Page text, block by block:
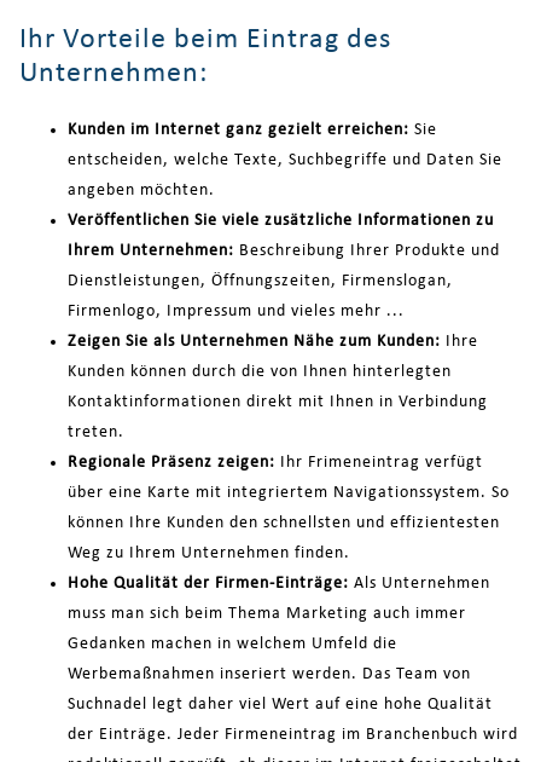
Ihr Vorteile beim Eintrag des
Unternehmen:
Kunden im Internet ganz gezielt erreichen: Sie
entscheiden, welche Texte, Suchbegriffe und Daten Sie
angeben möchten.
Veröffentlichen Sie viele zusätzliche Informationen zu
Ihrem Unternehmen: Beschreibung Ihrer Produkte und
Dienstleistungen, Öffnungszeiten, Firmenslogan,
Firmenlogo, Impressum und vieles mehr ...
Zeigen Sie als Unternehmen Nähe zum Kunden: Ihre
Kunden können durch die von Ihnen hinterlegten
Kontaktinformationen direkt mit Ihnen in Verbindung
treten.
Regionale Präsenz zeigen: Ihr Frimeneintrag verfügt
über eine Karte mit integriertem Navigationssystem. So
können Ihre Kunden den schnellsten und effizientesten
Weg zu Ihrem Unternehmen finden.
Hohe Qualität der Firmen-Einträge: Als Unternehmen
muss man sich beim Thema Marketing auch immer
Gedanken machen in welchem Umfeld die
Werbemaßnahmen inseriert werden. Das Team von
Suchnadel legt daher viel Wert auf eine hohe Qualität
der Einträge. Jeder Firmeneintrag im Branchenbuch wird